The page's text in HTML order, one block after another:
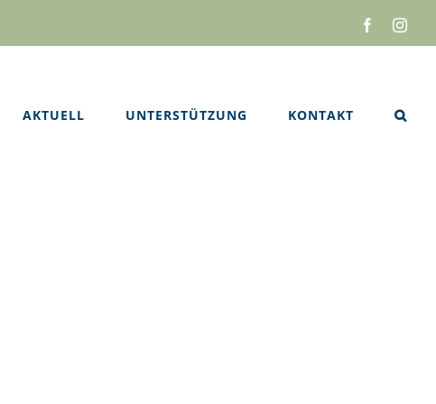
Facebook
AKTUELL UNTERSTÜTZUNG KONTAKT